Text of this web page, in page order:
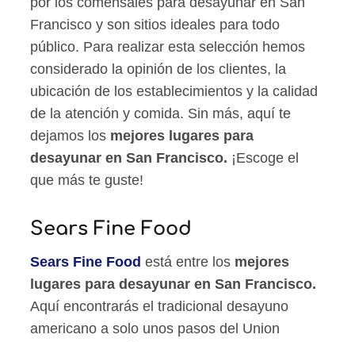
Francisco y son sitios ideales para todo
público. Para realizar esta selección hemos
considerado la opinión de los clientes, la
ubicación de los establecimientos y la calidad
de la atención y comida. Sin más, aquí te
dejamos los mejores lugares para
desayunar en San Francisco. ¡Escoge el
que más te guste!
Sears Fine Food
Sears Fine Food está entre los mejores
lugares para desayunar en San Francisco.
Aquí encontrarás el tradicional desayuno
americano a solo unos pasos del Union